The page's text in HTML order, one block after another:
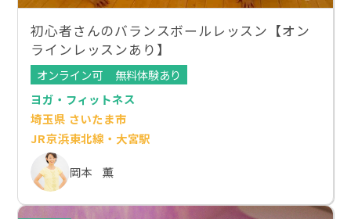
初心者さんのバランスボールレッスン【オン
ラインレッスンあり】
オンライン可
無料体験あり
ヨガ・フィットネス
埼玉県 さいたま市
JR京浜東北線・大宮駅
岡本 薫